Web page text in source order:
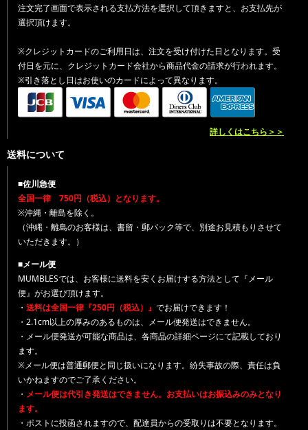
注文完了画面で表示される支払方法を選択して頂きますと、お支払先が
選択頂けます。
※クレジットカードのご利用日は、注文を受け付けた日となります。受
付日を元に、クレジットカード会社から商品代金の請求が行われます。
※引き落とし日はお使いのカードによって異なります。
詳しくはこちら＞＞
送料について
■佐川急便
全国一律 750円（税込）となります。
※沖縄・離島を除く。
（沖縄・離島のお客様は、書留・郵パック等で、別途お見積もりさせて
いただきます。）
■メール便
MUMBLESでは、お客様に送料を安くお届けする方法として『メール
便』がお選び頂けます。
・ 送料は全国一律『250円（税込）』 でお届けできます！
・2.1cm以上の厚みのあるものは、メール便発送はできません。
・メール便発送が可能な商品は、各商品の詳細ページにて記載しており
ます。
※メール便は普通郵便と同じ扱いになります。紛失事故の際、責任は負
いかねますのでご了承ください。
・ メール便は代引き発送はできません。お支払いはお振込みのみとなり
ます。
・ポストに投函されますので、配達員からの受取りは不要となります。